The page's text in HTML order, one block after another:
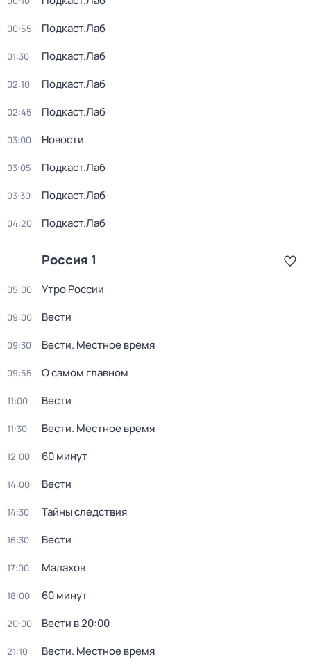
00:55 Подкаст.Лаб
01:30 Подкаст.Лаб
02:10 Подкаст.Лаб
02:45 Подкаст.Лаб
03:00 Новости
03:05 Подкаст.Лаб
03:30 Подкаст.Лаб
04:20 Подкаст.Лаб
Россия 1
05:00 Утро России
09:00 Вести
09:30 Вести. Местное время
09:55 О самом главном
11:00 Вести
11:30 Вести. Местное время
12:00 60 минут
14:00 Вести
14:30 Тайны следствия
16:30 Вести
17:00 Малахов
18:00 60 минут
20:00 Вести в 20:00
21:10 Вести. Местное время